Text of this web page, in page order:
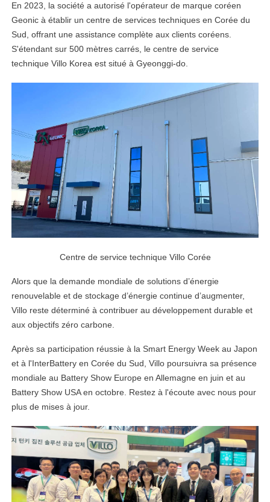
En 2023, la société a autorisé l'opérateur de marque coréen
Geonic à établir un centre de services techniques en Corée du
Sud, offrant une assistance complète aux clients coréens.
S'étendant sur 500 mètres carrés, le centre de service
technique Villo Korea est situé à Gyeonggi-do.
Centre de service technique Villo Corée
Alors que la demande mondiale de solutions d’énergie
renouvelable et de stockage d’énergie continue d’augmenter,
Villo reste déterminé à contribuer au développement durable et
aux objectifs zéro carbone.
Après sa participation réussie à la Smart Energy Week au Japon
et à l'InterBattery en Corée du Sud, Villo poursuivra sa présence
mondiale au Battery Show Europe en Allemagne en juin et au
Battery Show USA en octobre. Restez à l'écoute avec nous pour
plus de mises à jour.